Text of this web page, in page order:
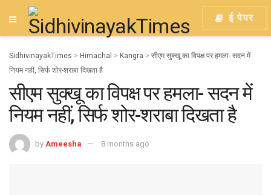
ई पेपर
SidhivinayakTimes > Himachal > Kangra > सीएम सुक्खू का विपक्ष पर हमला- सदन में
नियम नहीं, सिर्फ शोर-शराबा दिखता है
सीएम सुक्खू का विपक्ष पर हमला- सदन में
नियम नहीं, सिर्फ शोर-शराबा दिखता है
by Ameesha 8 months ago